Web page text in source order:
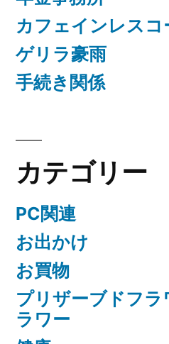
カフェインレスコ
ゲリラ豪雨
手続き関係
カテゴリー
PC関連
お出かけ
お買物
プリザーブドフラ
ラワー